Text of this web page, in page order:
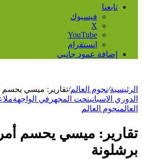
تابعنا
فيسبوك
‫X
‫YouTube
انستقرام
إضافة عمود جانبي
الرئيسية/نجوم العالم/تقارير: ميسي يحسم
الدوري الاسبانيتحت المجهر في الواجهة
العالمنجوم العالم
تقارير: ميسي يحسم
برشلونة